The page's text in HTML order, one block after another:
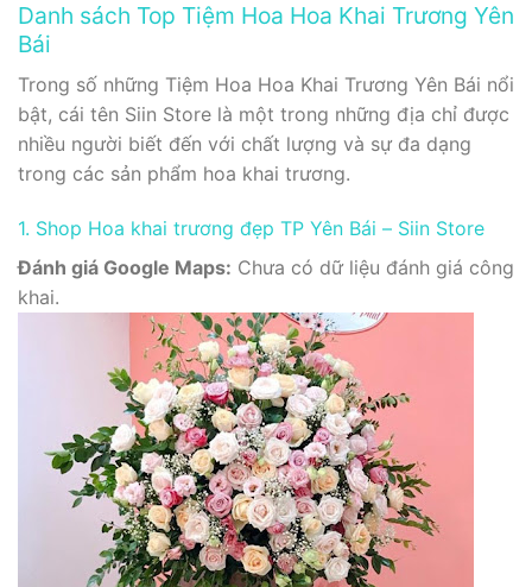
Danh sách Top Tiệm Hoa Hoa Khai Trương Yên
Bái
Trong số những Tiệm Hoa Hoa Khai Trương Yên Bái nổi
bật, cái tên Siin Store là một trong những địa chỉ được
nhiều người biết đến với chất lượng và sự đa dạng
trong các sản phẩm hoa khai trương.
1. Shop Hoa khai trương đẹp TP Yên Bái – Siin Store
Đánh giá Google Maps: Chưa có dữ liệu đánh giá công
khai.